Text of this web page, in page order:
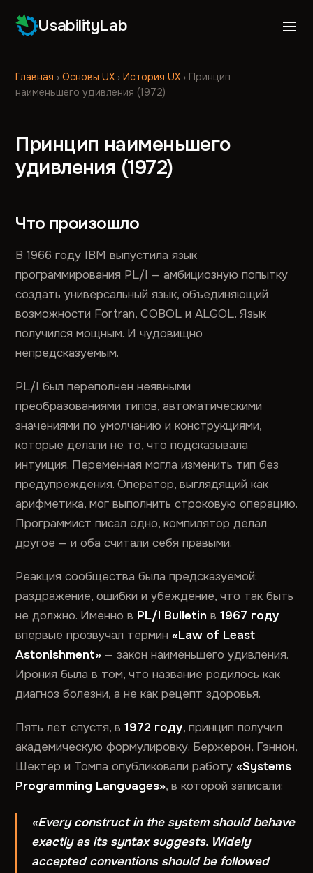
UsabilityLab
Главная ›Основы UX ›История UX › Принцип
наименьшего удивления (1972)
Принцип наименьшего
удивления (1972)
Что произошло
В 1966 году IBM выпустила язык
программирования PL/I — амбициозную попытку
создать универсальный язык, объединяющий
возможности Fortran, COBOL и ALGOL. Язык
получился мощным. И чудовищно
непредсказуемым.
PL/I был переполнен неявными
преобразованиями типов, автоматическими
значениями по умолчанию и конструкциями,
которые делали не то, что подсказывала
интуиция. Переменная могла изменить тип без
предупреждения. Оператор, выглядящий как
арифметика, мог выполнить строковую операцию.
Программист писал одно, компилятор делал
другое — и оба считали себя правыми.
Реакция сообщества была предсказуемой:
раздражение, ошибки и убеждение, что так быть
не должно. Именно в PL/I Bulletin в1967 году
впервые прозвучал термин«Law of Least
Astonishment» — закон наименьшего удивления.
Ирония была в том, что название родилось как
диагноз болезни, а не как рецепт здоровья.
Пять лет спустя, в1972 году, принцип получил
академическую формулировку. Бержерон, Гэннон,
Шектер и Томпа опубликовали работу«Systems
Programming Languages», в которой записали:
«Every construct in the system should behave
exactly as its syntax suggests. Widely
accepted conventions should be followed